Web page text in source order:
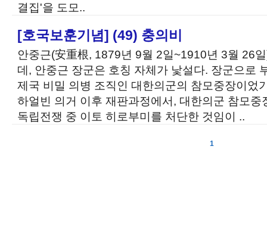
결집'을 도모..
[호국보훈기념] (49) 충의비
안중근(安重根, 1879년 9월 2일~1910년 3월 26
데, 안중근 장군은 호칭 자체가 낯설다. 장군으로
제국 비밀 의병 조직인 대한의군의 참모중장이었
하얼빈 의거 이후 재판과정에서, 대한의군 참모
독립전쟁 중 이토 히로부미를 처단한 것임이 ..
1